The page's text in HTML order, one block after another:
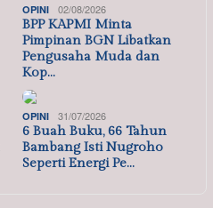
OPINI 02/08/2026
BPP KAPMI Minta
Pimpinan BGN Libatkan
Pengusaha Muda dan
Kop…
OPINI 31/07/2026
6 Buah Buku, 66 Tahun
Bambang Isti Nugroho
Seperti Energi Pe…